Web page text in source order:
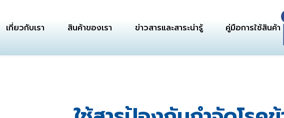
เกี่ยวกับเรา สินค้าของเรา ข่าวสารและสาระน่ารู้ คู่มือการใช้สินค้า